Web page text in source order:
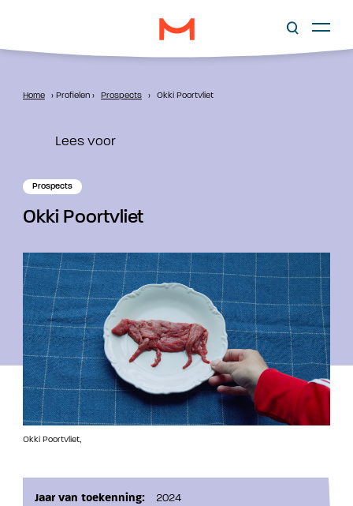
Home › Profielen › Prospects › Okki Poortvliet
Lees voor
Prospects
Okki Poortvliet
Okki Poortvliet,
Jaar van toekenning:
2024